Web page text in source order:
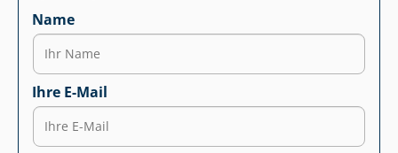
Name
Ihre E-Mail